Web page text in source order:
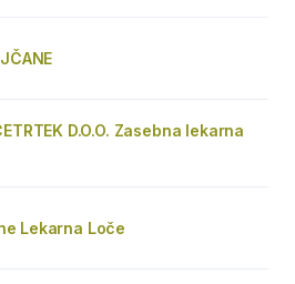
D.O.O. Zasebna lekarna
Lekarna Loče